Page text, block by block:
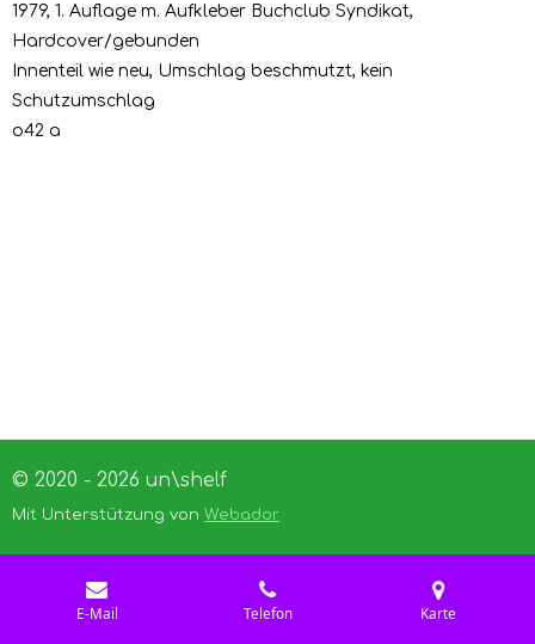
1979, 1. Auflage m. Aufkleber Buchclub Syndikat,
Hardcover/gebunden
Innenteil wie neu, Umschlag beschmutzt, kein
Schutzumschlag
o42 a
© 2020 - 2026 un\shelf
Mit Unterstützung von Webador
E-Mail Telefon Karte